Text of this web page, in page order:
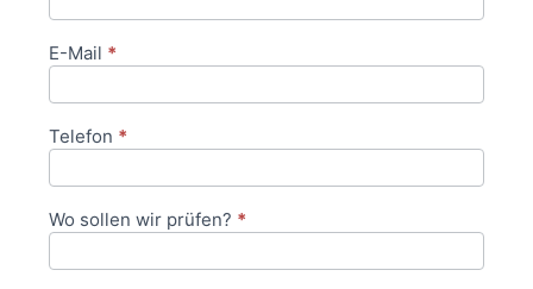
E-Mail *
Telefon *
Wo sollen wir prüfen? *